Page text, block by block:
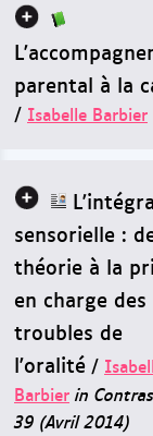
parental à la
/ Isabelle Barbier
sensorielle :
théorie à la
en charge des
troubles de
l'oralité /
Barbier in
39 (Avril 2014)